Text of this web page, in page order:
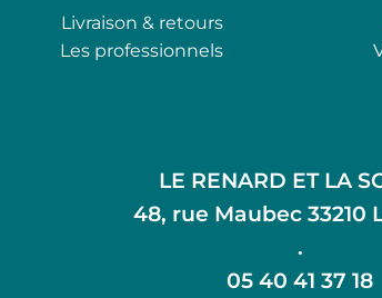
Livraison & retours
Les professionnels
LE RENARD ET LA
48, rue Maubec 33210
.
05 40 41 37 18